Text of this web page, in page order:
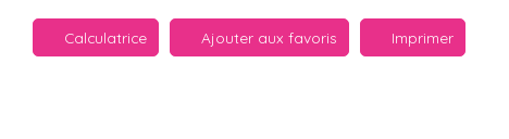
Calculatrice Ajouter aux favoris Imprimer